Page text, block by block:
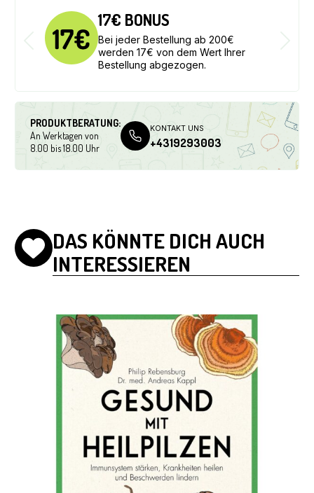
30€ BONUS
Bei jeder Bestellung ab 300€
werden 30€ von dem Wert Ihrer
Bestellung abgezogen.
PRODUKTBERATUNG:
An Werktagen von
8.00 bis 18.00 Uhr
KONTAKT UNS
+4319293003
DAS KÖNNTE DICH AUCH
INTERESSIEREN